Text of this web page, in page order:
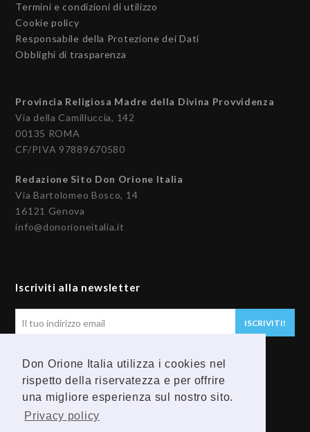
Don Orione Italia utilizza i cookies nel
rispetto della riservatezza e per offrire
una migliore esperienza sul nostro sito.
Privacy policy
Termini e condizioni di utilizzo
Cookie policy
Responsabile della Protezione dei Dati
Obblighi di trasparenza
Provincia Religiosa Madre della Divina Provvidenza
Via della Camilluccia, 142
00135 ROMA
CF/PIVA 97889670580
Redazione Sito Don Orione Italia
Via Bartolomeo Bosco, 14
16121 Genova
info@donorioneitalia.it
Iscriviti alla newsletter
email
ISCRIVITI!
Seguici
F